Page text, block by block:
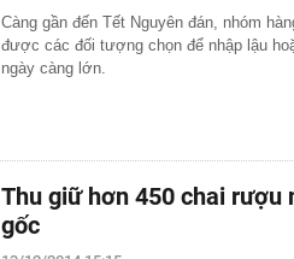
Càng gần đến Tết Nguyên đán, nhóm
được các đối tượng chọn để nhập lậu
ngày càng lớn.
Thu giữ hơn 450 chai rượu
gốc